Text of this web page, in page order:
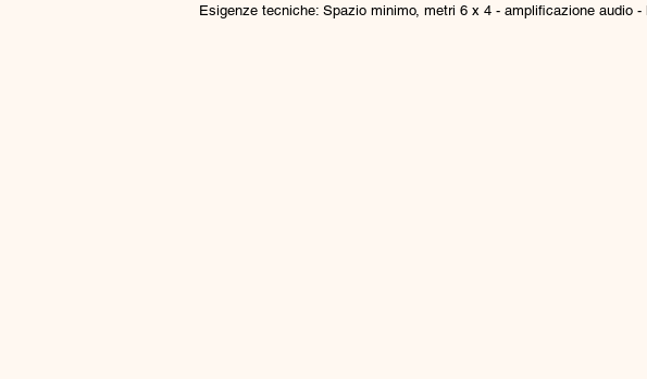
Esigenze tecniche: Spazio minimo, metri 6 x 4 - amplificazione audio -